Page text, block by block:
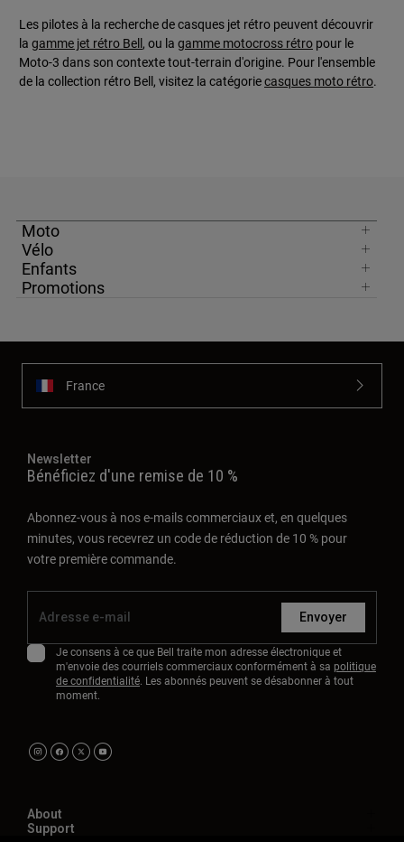
Les pilotes à la recherche de casques jet rétro peuvent découvrir
la gamme jet rétro Bell, ou la gamme motocross rétro pour le
Moto-3 dans son contexte tout-terrain d'origine. Pour l'ensemble
de la collection rétro Bell, visitez la catégoriecasques moto rétro.
Moto
Vélo
Enfants
Promotions
France
Newsletter
Bénéficiez d'une remise de 10 %
Abonnez-vous à nos e-mails commerciaux et, en quelques
minutes, vous recevrez un code de réduction de 10 % pour
votre première commande.
Envoyer
Je consens à ce que Bell traite mon adresse électronique et
m'envoie des courriels commerciaux conformément à sa politique
de confidentialité. Les abonnés peuvent se désabonner à tout
moment.
About
Support